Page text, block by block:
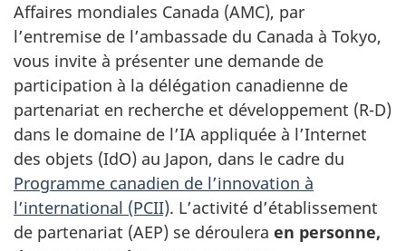
Affaires mondiales Canada (AMC), par
l’entremise de l’ambassade du Canada à Tokyo,
vous invite à présenter une demande de
participation à la délégation canadienne de
partenariat en recherche et développement (R-D)
dans le domaine de l’IA appliquée à l’Internet
des objets (IdO) au Japon, dans le cadre du
Programme canadien de l’innovation à
l’international (PCII). L’activité d’établissement
de partenariat (AEP) se déroulera en personne,